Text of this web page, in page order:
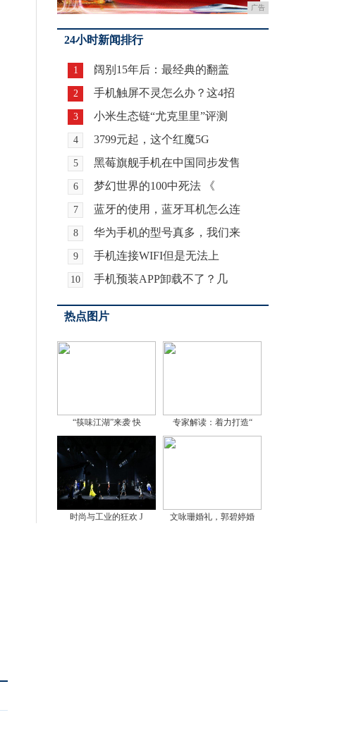
广告
24小时新闻排行
1 阔别15年后：最经典的翻盖
2 手机触屏不灵怎么办？这4招
3 小米生态链“尤克里里”评测
4 3799元起，这个红魔5G
5 黑莓旗舰手机在中国同步发售
6 梦幻世界的100中死法 《
7 蓝牙的使用，蓝牙耳机怎么连
8 华为手机的型号真多，我们来
9 手机连接WIFI但是无法上
10 手机预装APP卸载不了？几
热点图片
“筷味江湖”来袭 快 专家解读：着力打造“
时尚与工业的狂欢 J 文咏珊婚礼，郭碧婷婚